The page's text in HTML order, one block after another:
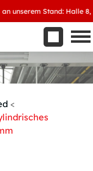
unserem Stand: Halle 8,
<